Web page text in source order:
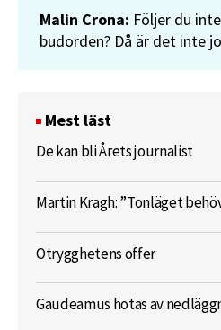
Malin Crona: Följer du
budorden? Då är det inte
Mest läst
De kan bli Årets journalist
Martin Kragh: ”Tonläget
Otrygghetens offer
Gaudeamus hotas av